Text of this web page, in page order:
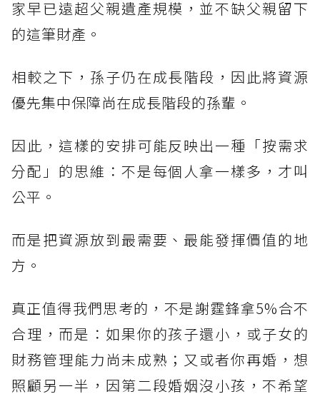
家早已遠超父親遺產規模，並不缺父親留下
的這筆財產。
相較之下，孫子仍在成長階段，因此將資源
優先集中保障尚在成長階段的孫輩。
因此，這樣的安排可能反映出一種「按需求
分配」的思維：不是每個人拿一樣多，才叫
公平。
而是把資源放到最需要、最能發揮價值的地
方。
真正值得我們思考的，不是謝霆鋒拿5%合不
合理，而是：如果你的孩子還小，或子女的
財務管理能力尚未成熟；又或者你再婚，想
照顧另一半，因第二段婚姻沒小孩，不希望